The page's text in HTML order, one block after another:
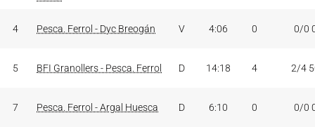
4 Pesca. Ferrol - Dyc Breogán V 4:06 0 0/0
5 BFI Granollers - Pesca. Ferrol D 14:18 4 2/4
7 Pesca. Ferrol - Argal Huesca D 6:10 0 0/0